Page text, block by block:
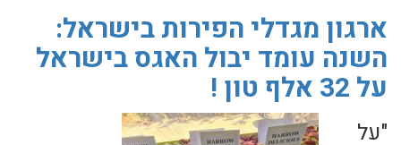
ארגון מגדלי הפירות בישראל:
השנה עומד יבול האגס בישראל
על 32 אלף טון !
"על